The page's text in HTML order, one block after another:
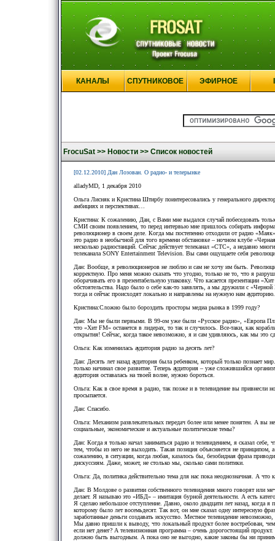
КАНАЛЫ СПУТНИКОВОЕ ЭФИРНОЕ
FrocuSat >> Новости >> Список новостей
[02.12.2010] Дан Лозован. О радио- и телерынке
alladyMD, 1 декабря 2010
Ольга Лисняк и Кристина Штирбу поинтересовались у генерального
амбициях и перспективах…
Кристина: К сожалению, Дан, с Вами мне выдался случай побеседовать
СМИ своим появлением, то перед интервью мне пришлось собирать
революционер в своем деле. Когда мы постепенно отходили от радио
это радио в необычной для того времени обстановке – ночном клубе
несколько радиостанций. Сейчас действует телеканал «СТС», а недавно
телеканала SONY Entertainment Television. Вы сами ощущаете себя
Дан: Вообще, я революционеров не люблю и сам не хочу им быть.
корректную. Про меня можно сказать что угодно, только не то, что я
оборачивать его в презентабельную упаковку. Что касается презентации
обстоятельства. Надо было о себе как-то заявлять, а мы дружили с
тогда и сейчас происходят локально и направлены на нужную нам аудиторию.
Кристина:Сложно было бороздить просторы медиа рынка в 1999 году?
Дан: Мы не были первыми. В 99-ом уже были «Русское радио», «Европа
что «Хит FM» останется в лидерах, то так и случилось. Все-таки, как
открытия! Сейчас, когда такое невозможно, я и сам удивляюсь, как мы это
Ольга: Как изменилась аудитория радио за десять лет?
Дан: Десять лет назад аудитория была ребенком, который только познает
только начинал свое развитие. Теперь аудитория – уже сложившийся
аудитория оставалась на твоей волне, нужно бороться.
Ольга: Как в свое время в радио, так позже и в телевидение вы привнесли
просыпается.
Дан: Спасибо.
Ольга: Механизм развлекательных передач более или менее понятен. А вы
социальные, экономические и актуальные политические темы?
Дан: Когда я только начал заниматься радио и телевидением, я сказал себе,
тем, чтобы из него не выходить. Такая позиция объясняется не
сожалению, в ситуации, когда любая, казалось бы, безобидная фраза
дискуссиям. Даже, может, не столько мы, сколько сами политики.
Ольга: Да, политика действительно тема для нас пока неоднозначная. А что
Дан: В Молдове о развитии собственного телевидения много говорят или
делает. Я называю это «ИБД» – имитация бурной деятельности. А есть
Я сделаю небольшое отступление. Давно, около двадцати лет назад, когда я
которому было лет восемьдесят. Так вот, он мне сказал одну интересную
заработанные деньги создавать искусство. Местное телевидение
Мы давно пришли к выводу, что локальный продукт более востребован,
если нет денег? А телевизионная программа – очень дорогостоящий
должно быть выгодным. А пока оно не выгодно, какие законы бы ни